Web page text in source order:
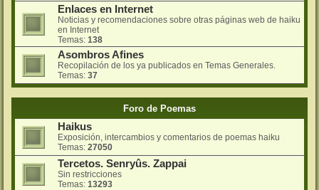
Enlaces en Internet
Noticias y recomendaciones sobre otras páginas web de haiku
en Internet
Temas: 138
Asombros Afines
Recopilación de los ya publicados en Temas Generales.
Temas: 37
Foro de Poemas
Haikus
Exposición, intercambios y comentarios de poemas haiku
Temas: 27050
Tercetos. Senryûs. Zappai
Sin restricciones
Temas: 13293